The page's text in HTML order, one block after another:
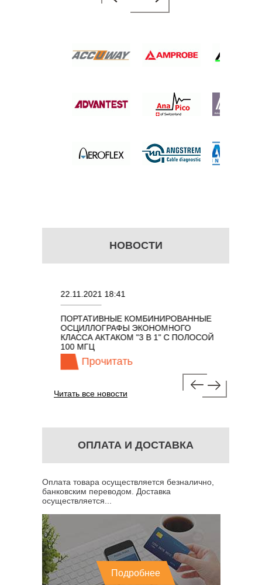
НОВОСТИ
22.11.2021 18:41
ПОРТАТИВНЫЕ КОМБИНИРОВАННЫЕ
ОСЦИЛЛОГРАФЫ ЭКОНОМНОГО
КЛАССА АКТАКОМ "3 В 1" С ПОЛОСОЙ
100 МГЦ
Прочитать
Читать все новости
ОПЛАТА И ДОСТАВКА
Оплата товара осуществляется безналично,
банковским переводом. Доставка
осуществляется...
Подробнее